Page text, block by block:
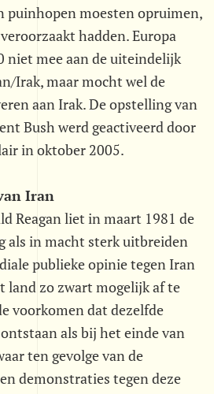
puinhopen moesten opruimen,
hadden. Europa
niet mee aan de uiteindelijk
Irak, maar mocht wel de
aan Irak. De opstelling van
Bush werd geactiveerd door
in oktober 2005.
Iran
Reagan liet in maart 1981 de
als in macht sterk uitbreiden
publieke opinie tegen Iran
land zo zwart mogelijk af te
voorkomen dat dezelfde
als bij het einde van
ten gevolge van de
demonstraties tegen deze